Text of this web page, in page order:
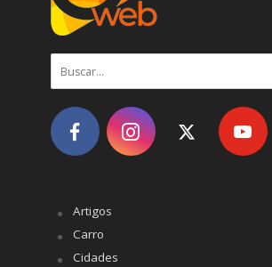
Artigos
Carro
Cidades